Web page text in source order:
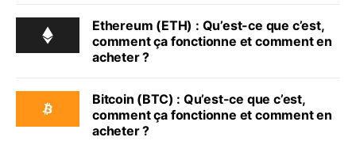
Ethereum (ETH) : Qu’est-ce que c’est,
comment ça fonctionne et comment en
acheter ?
Bitcoin (BTC) : Qu’est-ce que c’est,
comment ça fonctionne et comment en
acheter ?